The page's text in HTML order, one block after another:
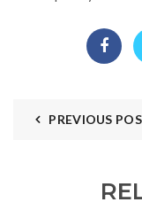
PREVIOUS